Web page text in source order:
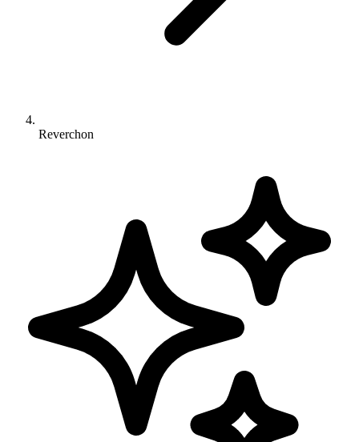
Reverchon